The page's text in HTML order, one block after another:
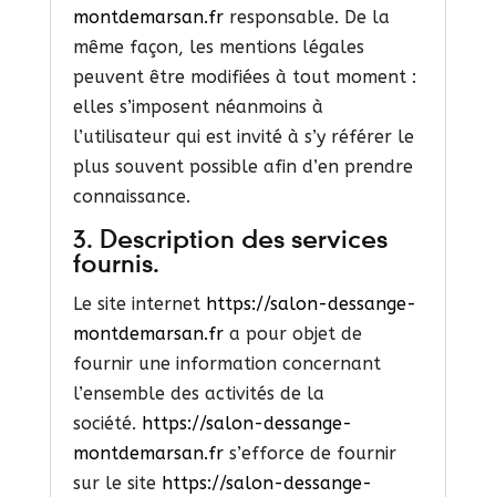
montdemarsan.fr responsable. De la
même façon, les mentions légales
peuvent être modifiées à tout moment :
elles s’imposent néanmoins à
l’utilisateur qui est invité à s’y référer le
plus souvent possible afin d’en prendre
connaissance.
3. Description des services
fournis.
Le site internet https://salon-dessange-
montdemarsan.fr a pour objet de
fournir une information concernant
l’ensemble des activités de la
société. https://salon-dessange-
montdemarsan.fr s’efforce de fournir
sur le site https://salon-dessange-